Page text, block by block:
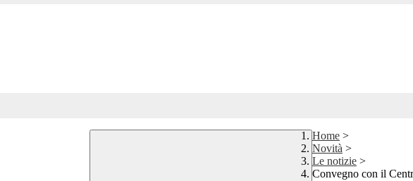
Home >
Novità >
Le notizie >
Convegno con il